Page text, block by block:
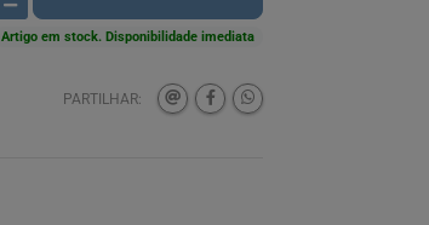
Artigo em stock. Disponibilidade imediata
PARTILHAR: